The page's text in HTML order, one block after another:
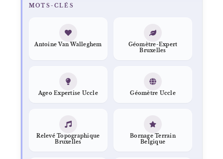
MOTS-CLÉS
Antoine Van Walleghem
Géomètre-Expert
Bruxelles
Ageo Expertise Uccle Géomètre Uccle
Relevé Topographique
Bruxelles
Bornage Terrain
Belgique